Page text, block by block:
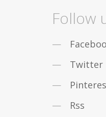
Follow
Twitter
Rss